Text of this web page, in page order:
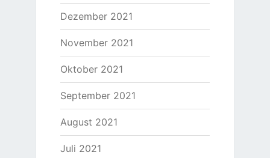
Dezember 2021
November 2021
Oktober 2021
September 2021
August 2021
Juli 2021